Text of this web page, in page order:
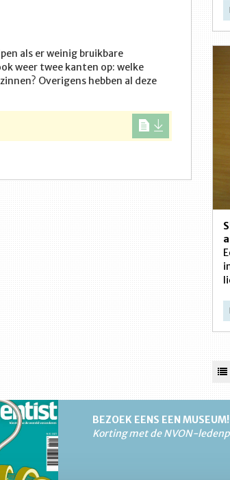
als er weinig bruikbare
weer twee kanten op: welke
Overigens hebben al deze
BEZOEK EENS EEN MUSEUM!
Korting met de NVON-